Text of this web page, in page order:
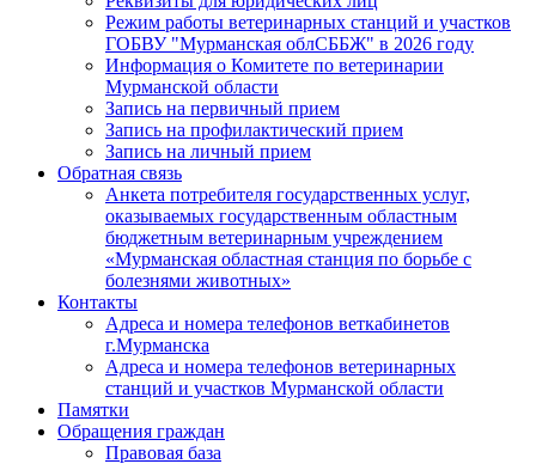
Режим работы ветеринарных станций и участков
ГОБВУ "Мурманская облСББЖ" в 2026 году
Информация о Комитете по ветеринарии
Мурманской области
Запись на первичный прием
Запись на профилактический прием
Запись на личный прием
Обратная связь
Анкета потребителя государственных услуг,
оказываемых государственным областным
бюджетным ветеринарным учреждением
«Мурманская областная станция по борьбе с
болезнями животных»
Контакты
Адреса и номера телефонов веткабинетов
г.Мурманска
Адреса и номера телефонов ветеринарных
станций и участков Мурманской области
Памятки
Обращения граждан
Правовая база